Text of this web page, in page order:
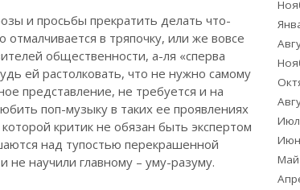
и просьбы прекратить делать что-
в тряпочку, или же вовсе
общественности, а-ля «сперва
ей растолковать, что не нужно самому
представление, не требуется и на
поп-музыку в таких ее проявлениях
критик не обязан быть экспертом
над тупостью перекрашенной
научили главному – уму-разуму.